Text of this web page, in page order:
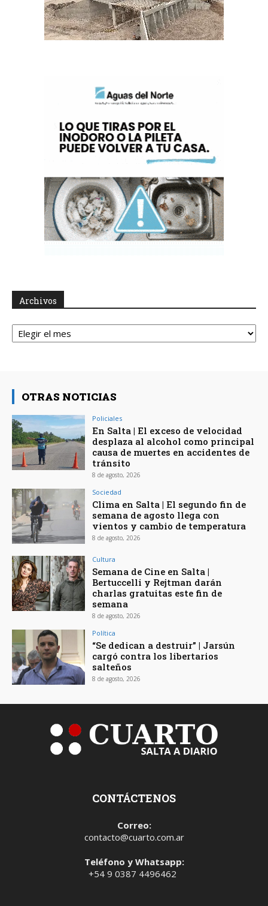
Archivos
Archivos
OTRAS NOTICIAS
Policiales
En Salta | El exceso de velocidad
desplaza al alcohol como principal
causa de muertes en accidentes de
tránsito
8 de agosto, 2026
Sociedad
Clima en Salta | El segundo fin de
semana de agosto llega con
vientos y cambio de temperatura
8 de agosto, 2026
Cultura
Semana de Cine en Salta |
Bertuccelli y Rejtman darán
charlas gratuitas este fin de
semana
8 de agosto, 2026
Política
“Se dedican a destruir” | Jarsún
cargó contra los libertarios
salteños
8 de agosto, 2026
CONTÁCTENOS
Correo:
contacto@cuarto.com.ar
Teléfono y Whatsapp:
+54 9 0387 4496462